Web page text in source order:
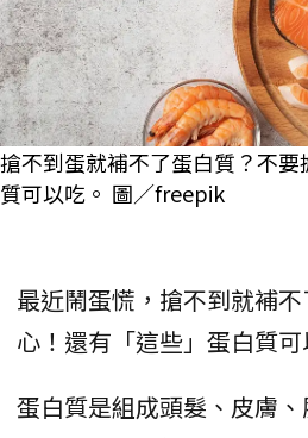
搶不到蛋就補不了蛋白質？不
質可以吃。 圖／freepik
最近鬧蛋慌，搶不到就補不
心！還有「這些」蛋白質可
蛋白質是組成頭髮、皮膚